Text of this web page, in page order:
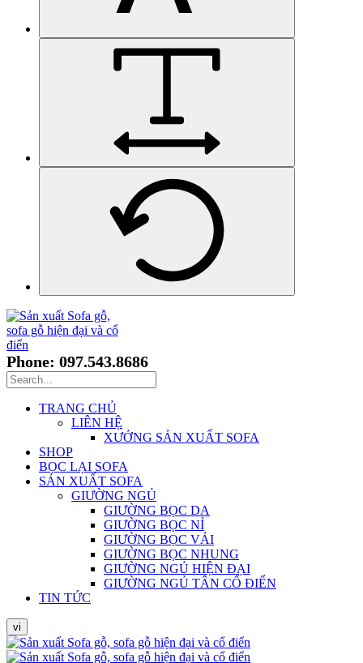
Phone: 097.543.8686
TRANG CHỦ
LIÊN HỆ
XƯỞNG SẢN XUẤT SOFA
SHOP
BỌC LẠI SOFA
SẢN XUẤT SOFA
GIƯỜNG NGỦ
GIƯỜNG BỌC DA
GIƯỜNG BỌC NỈ
GIƯỜNG BỌC VẢI
GIƯỜNG BỌC NHUNG
GIƯỜNG NGỦ HIỆN ĐẠI
GIƯỜNG NGỦ TÂN CỔ ĐIỂN
TIN TỨC
vi